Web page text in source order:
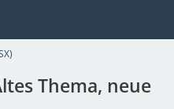
Thema, neue